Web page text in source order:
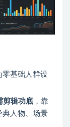
零基础人群设
剪辑功底 ，靠
典人物、场景